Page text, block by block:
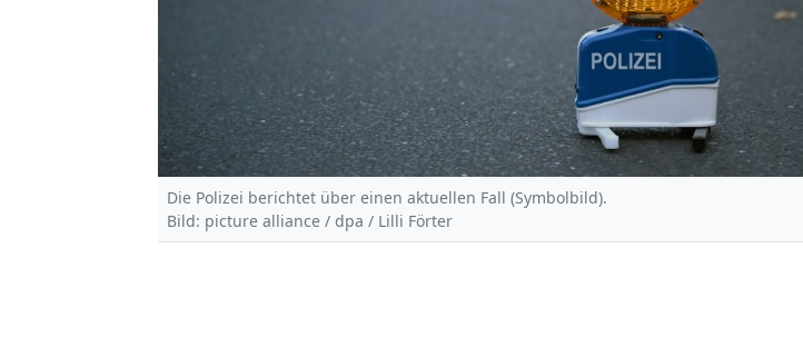
Die Polizei berichtet über einen aktuellen Fall (Symbolbild).
Bild: picture alliance / dpa / Lilli Förter